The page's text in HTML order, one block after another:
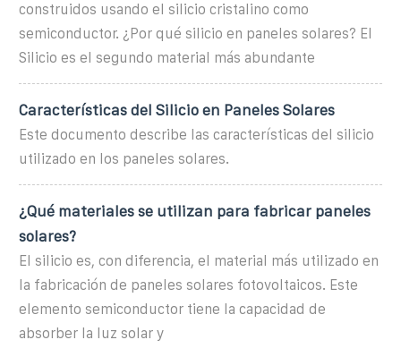
construidos usando el silicio cristalino como
semiconductor. ¿Por qué silicio en paneles solares? El
Silicio es el segundo material más abundante
Características del Silicio en Paneles Solares
Este documento describe las características del silicio
utilizado en los paneles solares.
¿Qué materiales se utilizan para fabricar paneles
solares?
El silicio es, con diferencia, el material más utilizado en
la fabricación de paneles solares fotovoltaicos. Este
elemento semiconductor tiene la capacidad de
absorber la luz solar y